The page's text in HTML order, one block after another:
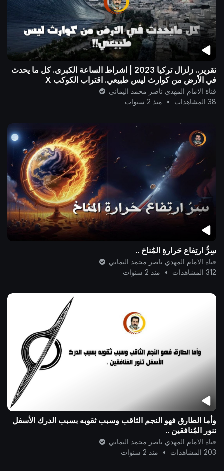
تقرير.. زلزال تركيا 2023 | اشراط الساعة الكبرى. كل ما يحدث
في الأرض من كوارث ليس طبيعي. اقتراب الكوكب X
قناة الامام المهدي ناصر محمد اليماني
38 المشاهدات
• منذ 2 سنوات
سِرُّ ارتِفاع حَرارةِ المُناخ ..
قناة الامام المهدي ناصر محمد اليماني
312 المشاهدات
• منذ 2 سنوات
وأما الطارق فهو النجم الثاقب وسبب ثقوبه بسبب الدرك الأسفل
تنور المُنافقين ..
قناة الامام المهدي ناصر محمد اليماني
203 المشاهدات
• منذ 2 سنوات